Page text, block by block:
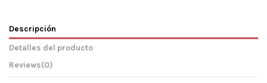
Descripción
Detalles del producto
Reviews(0)